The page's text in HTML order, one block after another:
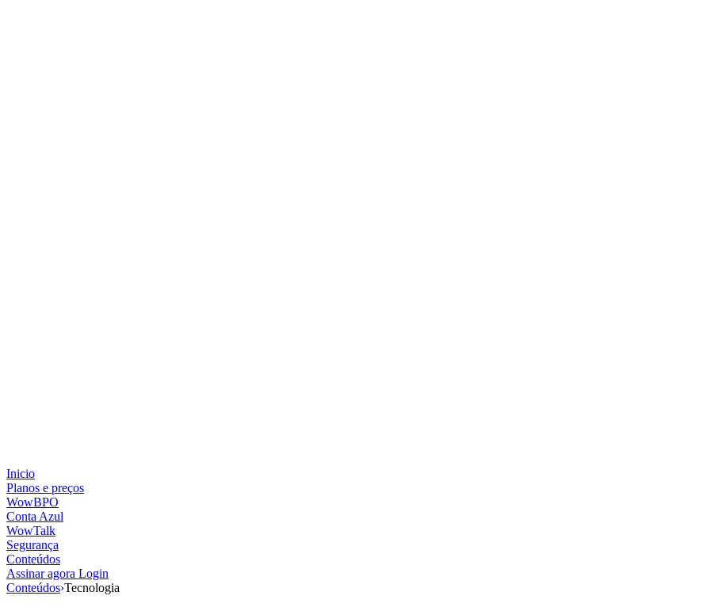
Inicio
Planos e preços
WowBPO
Conta Azul
WowTalk
Segurança
Conteúdos
Assinar agora Login
Conteúdos›Tecnologia